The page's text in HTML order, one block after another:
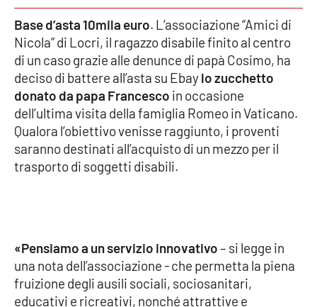
Meteo
Editoriali
VIDEO
Ambiente
Cronaca
Politica
Base d’asta 10mila euro. L’associazione “Amici di
Nicola” di Locri, il ragazzo disabile finito al centro
di un caso grazie alle denunce di papà Cosimo, ha
deciso di battere all’asta su Ebaylo zucchetto
donato da papa Francesco in occasione
dell’ultima visita della famiglia Romeo in Vaticano.
Qualora l’obiettivo venisse raggiunto, i proventi
saranno destinati all’acquisto di un mezzo per il
trasporto di soggetti disabili.
«Pensiamo a un servizio innovativo– si legge in
una nota dell’associazione - che permetta la piena
fruizione degli ausili sociali, sociosanitari,
educativi e ricreativi, nonché attrattive e